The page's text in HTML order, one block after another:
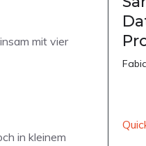
mit vier
in kleinem